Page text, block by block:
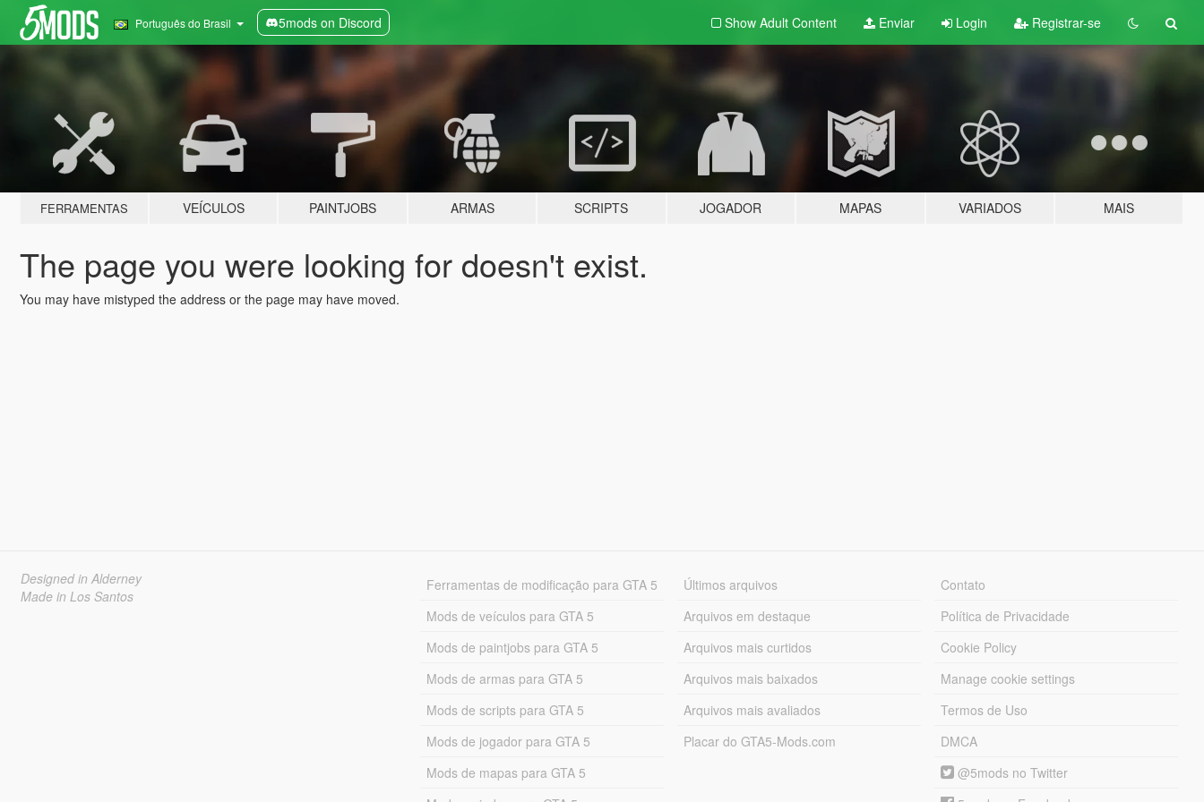
Português do Brasil 5mods on Discord Show Adult Content Enviar Login Registrar-se
FERRAMENTAS VEÍCULOS PAINTJOBS ARMAS SCRIPTS JOGADOR MAPAS VARIADOS MAIS
The page you were looking for doesn't exist.
You may have mistyped the address or the page may have moved.
Designed in Alderney
Made in Los Santos
Ferramentas de modificação para GTA 5
Mods de veículos para GTA 5
Mods de paintjobs para GTA 5
Mods de armas para GTA 5
Mods de scripts para GTA 5
Mods de jogador para GTA 5
Mods de mapas para GTA 5
Últimos arquivos
Arquivos em destaque
Arquivos mais curtidos
Arquivos mais baixados
Arquivos mais avaliados
Placar do GTA5-Mods.com
Contato
Política de Privacidade
Cookie Policy
Manage cookie settings
Termos de Uso
DMCA
@5mods no Twitter